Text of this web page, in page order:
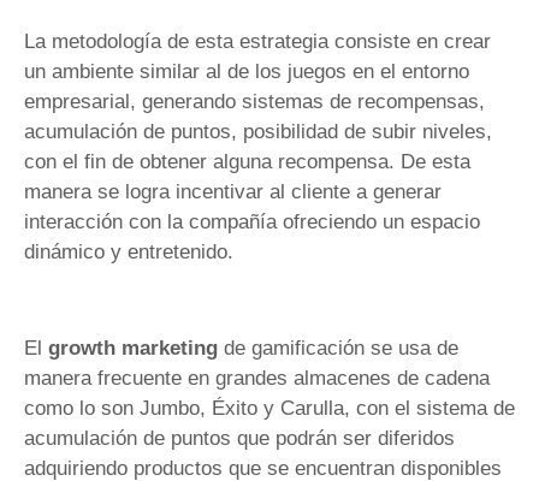
La metodología de esta estrategia consiste en crear
un ambiente similar al de los juegos en el entorno
empresarial, generando sistemas de recompensas,
acumulación de puntos, posibilidad de subir niveles,
con el fin de obtener alguna recompensa. De esta
manera se logra incentivar al cliente a generar
interacción con la compañía ofreciendo un espacio
dinámico y entretenido.
El growth marketing de gamificación se usa de
manera frecuente en grandes almacenes de cadena
como lo son Jumbo, Éxito y Carulla, con el sistema de
acumulación de puntos que podrán ser diferidos
adquiriendo productos que se encuentran disponibles